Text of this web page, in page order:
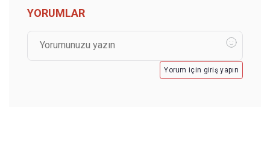
YORUMLAR
Yorum için giriş yapın